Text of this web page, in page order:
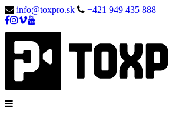
info@toxpro.sk +421 949 435 888